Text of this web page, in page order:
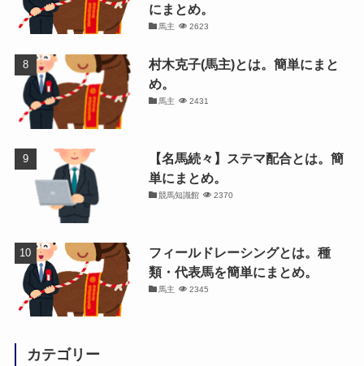
にまとめ。
馬主 2623
村木克子(馬主)とは。簡単にまと
め。
馬主 2431
【名馬続々】ステマ配合とは。簡
単にまとめ。
競馬知識館 2370
フィールドレーシングとは。種
類・代表馬を簡単にまとめ。
馬主 2345
カテゴリー